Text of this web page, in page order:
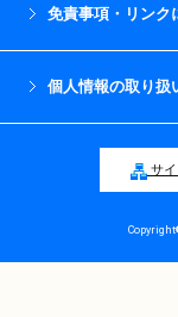
免責事項・リンク
個人情報の取り扱
サ